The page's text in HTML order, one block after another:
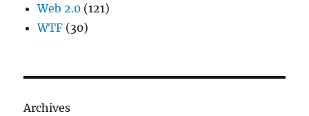
Web 2.0 (121)
WTF (30)
Archives